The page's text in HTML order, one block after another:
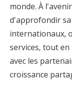
monde. À
d'approfondir sa
internationaux,
services, tout
avec les
croissance